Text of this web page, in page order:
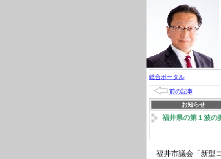
総合ポータル
前の記事
お知らせ
福井県の第１波の
福井市議会「新型